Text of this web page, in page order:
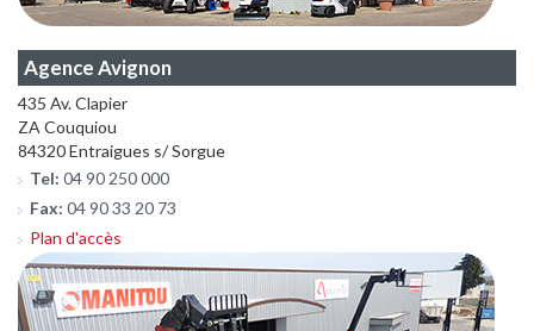
Agence Avignon
435 Av. Clapier
ZA Couquiou
84320 Entraigues s/ Sorgue
Tel: 04 90 250 000
Fax: 04 90 33 20 73
Plan d'accès